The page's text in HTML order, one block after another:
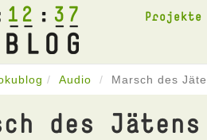
12 37 Projekte
Audio Marsch des
des Jätens